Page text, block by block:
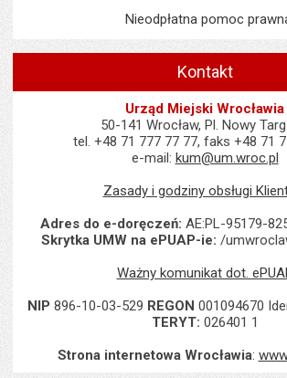
Nieodpłatna pomoc
Kontakt
Urząd Miejski Wrocławia
50-141 Wrocław, Pl. Nowy
tel. +48 71 777 77 77, faks +48 71
e-mail: kum@um.wroc.pl
Zasady i godziny obsługi
Adres do e-doręczeń: AE:PL-95179-
Skrytka UMW na ePUAP-ie: /
Ważny komunikat dot.
NIP 896-10-03-529 REGON 001094670
TERYT: 026401 1
Strona internetowa Wrocławia: